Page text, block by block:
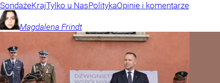
SondażeKrajTylko u NasPolitykaOpinie i komentarze
Magdalena Frindt